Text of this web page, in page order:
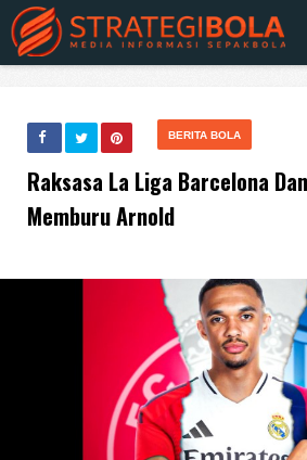
BERITA BOLA
Raksasa La Liga Barcelona
Memburu Arnold